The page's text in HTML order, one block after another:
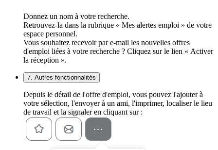
Donnez un nom à votre recherche.
Retrouvez-la dans la rubrique « Mes alertes emploi » de votre
espace personnel.
Vous souhaitez recevoir par e-mail les nouvelles offres
d'emploi liées à votre recherche ? Cliquez sur le lien « Activer
la réception ».
7. Autres fonctionnalités
Depuis le détail de l'offre d'emploi, vous pouvez l'ajouter à
votre sélection, l'envoyer à un ami, l'imprimer, localiser le lieu
de travail et la signaler en cliquant sur :